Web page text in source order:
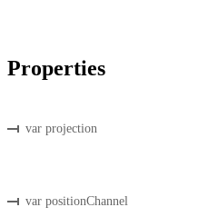
Properties
var projection
var positionChannel